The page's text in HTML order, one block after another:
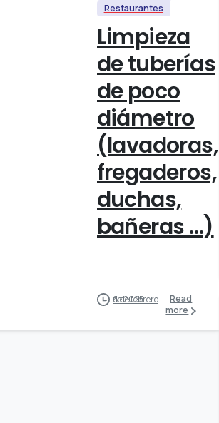
Restaurantes
Limpieza
de tuberías
de poco
diámetro
(lavadoras,
fregaderos,
duchas,
bañeras …)
6 de febrero de 2025
Read
more